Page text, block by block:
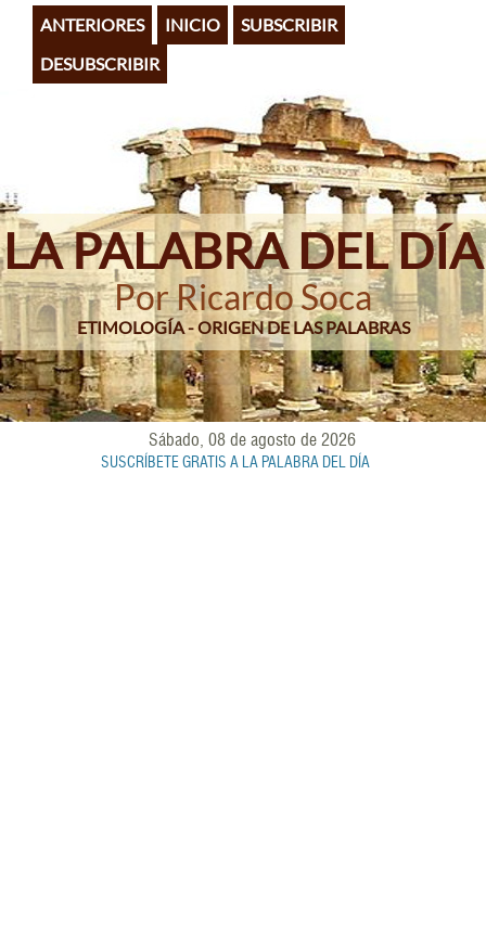
Pasar
contenido
principal
ANTERIORES INICIO
SUBSCRIBIR
DESUBSCRIBIR
LA PALABRA DEL DÍA
Por Ricardo Soca
ETIMOLOGÍA - ORIGEN DE LAS PALABRAS
Sábado, 08 de agosto de 2026
SUSCRÍBETE GRATIS A LA PALABRA DEL DÍA